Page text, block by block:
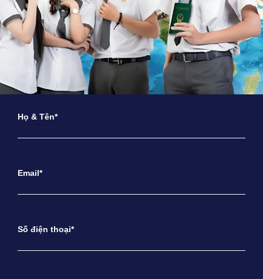
Họ & Tên*
Email*
Số điện thoại*